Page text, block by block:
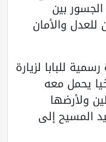
بين
والأمان
للبابا لزيارة
يحمل معه
ولأرضها
المسيح إلى